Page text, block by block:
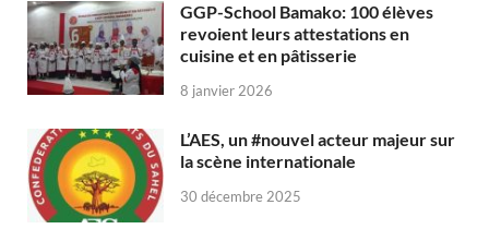
GGP-School Bamako: 100 élèves
revoient leurs attestations en
cuisine et en pâtisserie
8 janvier 2026
L’AES, un #nouvel acteur majeur sur
la scène internationale
30 décembre 2025